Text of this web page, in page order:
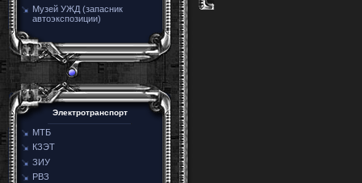
Музей УЖД (запасник
автоэкспозиции)
Электротранспорт
МТБ
КЗЭТ
ЗИУ
РВЗ